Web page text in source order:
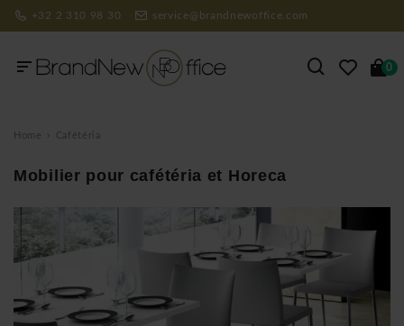
+32 2 310 98 30 service@brandnewoffice.com
0
Home Cafétéria
Mobilier pour cafétéria et Horeca